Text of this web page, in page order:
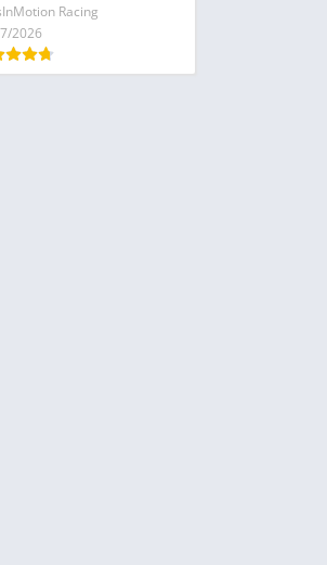
Racing
2026